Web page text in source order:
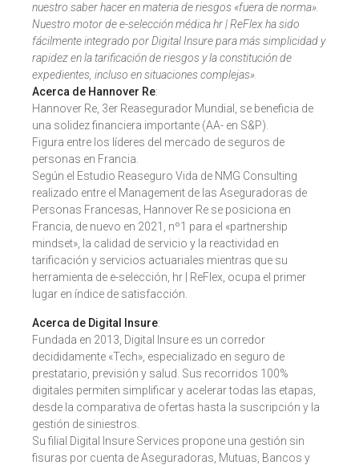
nuestro saber hacer en materia de riesgos «fuera de norma».
Nuestro motor de e-selección médica hr | ReFlex ha sido
fácilmente integrado por Digital Insure para más simplicidad y
rapidez en la tarificación de riesgos y la constitución de
expedientes, incluso en situaciones complejas».
Acerca de Hannover Re:
Hannover Re, 3er Reasegurador Mundial, se beneficia de
una solidez financiera importante (AA- en S&P).
Figura entre los líderes del mercado de seguros de
personas en Francia.
Según el Estudio Reaseguro Vida de NMG Consulting
realizado entre el Management de las Aseguradoras de
Personas Francesas, Hannover Re se posiciona en
Francia, de nuevo en 2021, nº1 para el «partnership
mindset», la calidad de servicio y la reactividad en
tarificación y servicios actuariales mientras que su
herramienta de e-selección, hr | ReFlex, ocupa el primer
lugar en índice de satisfacción.
Acerca de Digital Insure:
Fundada en 2013, Digital Insure es un corredor
decididamente «Tech», especializado en seguro de
prestatario, previsión y salud. Sus recorridos 100%
digitales permiten simplificar y acelerar todas las etapas,
desde la comparativa de ofertas hasta la suscripción y la
gestión de siniestros.
Su filial Digital Insure Services propone una gestión sin
fisuras por cuenta de Aseguradoras, Mutuas, Bancos y